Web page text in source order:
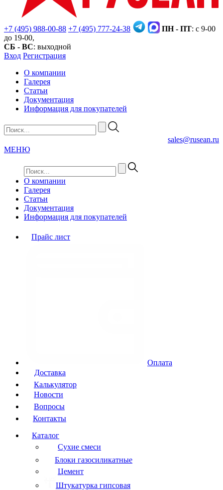
+7 (495) 988-00-88 +7 (495) 777-24-38 ПН - ПТ: с 9-00
до 19-00,
СБ - ВС: выходной
Вход Регистрация
О компании
Галерея
Статьи
Документация
Информация для покупателей
sales@rusean.ru
МЕНЮ
О компании
Галерея
Статьи
Документация
Информация для покупателей
Прайс лист
Оплата
Доставка
Калькулятор
Новости
Вопросы
Контакты
Каталог
Сухие смеси
Блоки газосиликатные
Цемент
Штукатурка гипсовая